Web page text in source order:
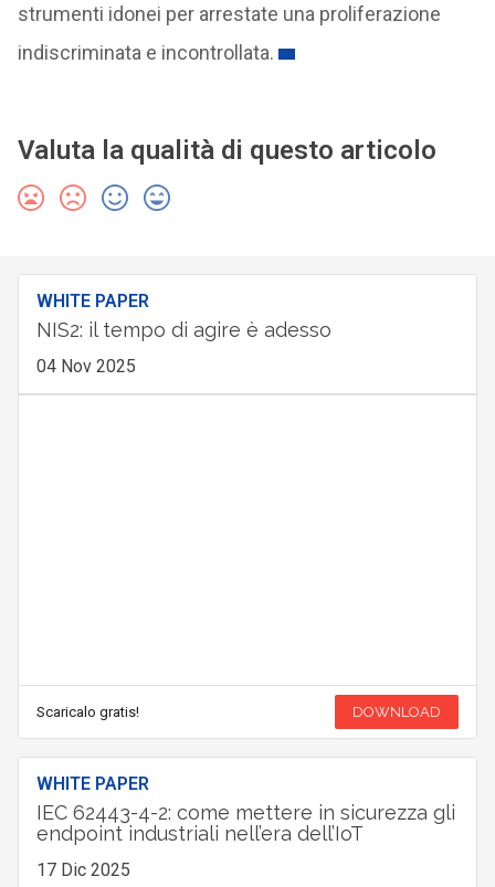
strumenti idonei per arrestate una proliferazione
indiscriminata e incontrollata.
Valuta la qualità di questo articolo
WHITE PAPER
NIS2: il tempo di agire è adesso
04 Nov 2025
Scaricalo gratis! DOWNLOAD
WHITE PAPER
IEC 62443-4-2: come mettere in sicurezza gli
endpoint industriali nell’era dell’IoT
17 Dic 2025